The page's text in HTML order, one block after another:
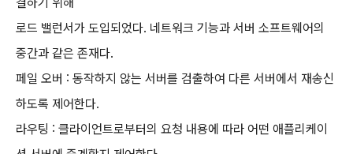
로드 밸런서가 도입되었다. 네트워크 기능과 서버 소프트웨어의
중간과 같은 존재다.
페일 오버 : 동작하지 않는 서버를 검출하여 다른 서버에서 재송신
하도록 제어한다.
라우팅 : 클라이언트로부터의 요청 내용에 따라 어떤 애플리케이